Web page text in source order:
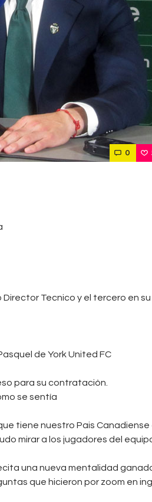
0
Tecnico y el tercero en su
de York United FC
para su contrataciòn.
se sentía
tiene nuestro Pais Canadiense
mirar a los jugadores del
una nueva mentalidad
que hicieron por zoom en